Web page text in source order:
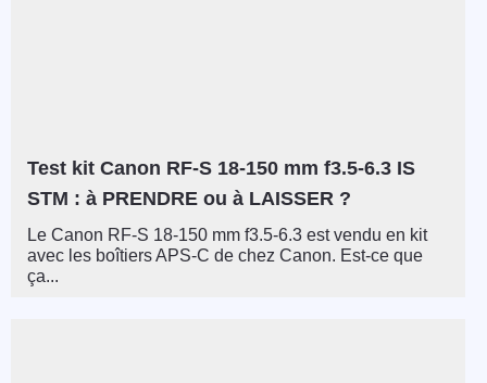
Test kit Canon RF-S 18-150 mm f3.5-6.3 IS
STM : à PRENDRE ou à LAISSER ?
Le Canon RF-S 18-150 mm f3.5-6.3 est vendu en kit
avec les boîtiers APS-C de chez Canon. Est-ce que
ça...